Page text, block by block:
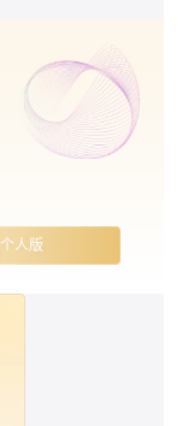
个人版